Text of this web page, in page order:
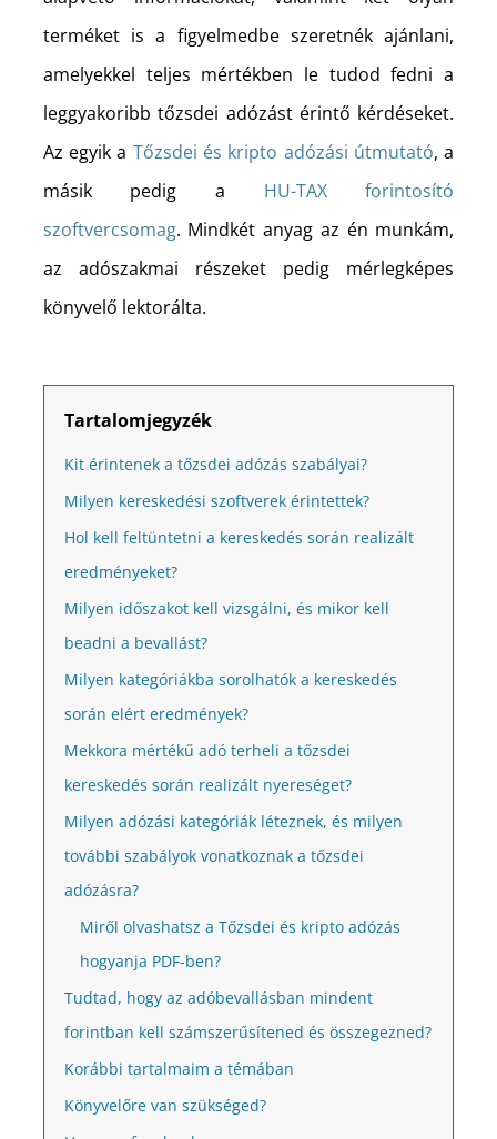
terméket is a figyelmedbe szeretnék ajánlani,
amelyekkel teljes mértékben le tudod fedni a
leggyakoribb tőzsdei adózást érintő kérdéseket.
Az egyik a Tőzsdei és kripto adózási útmutató, a
másik pedig a HU-TAX forintosító
szoftvercsomag. Mindkét anyag az én munkám,
az adószakmai részeket pedig mérlegképes
könyvelő lektorálta.
Tartalomjegyzék
Kit érintenek a tőzsdei adózás szabályai?
Milyen kereskedési szoftverek érintettek?
Hol kell feltüntetni a kereskedés során realizált
eredményeket?
Milyen időszakot kell vizsgálni, és mikor kell
beadni a bevallást?
Milyen kategóriákba sorolhatók a kereskedés
során elért eredmények?
Mekkora mértékű adó terheli a tőzsdei
kereskedés során realizált nyereséget?
Milyen adózási kategóriák léteznek, és milyen
további szabályok vonatkoznak a tőzsdei
adózásra?
Miről olvashatsz a Tőzsdei és kripto adózás
hogyanja PDF-ben?
Tudtad, hogy az adóbevallásban mindent
forintban kell számszerűsítened és összegezned?
Korábbi tartalmaim a témában
Könyvelőre van szükséged?